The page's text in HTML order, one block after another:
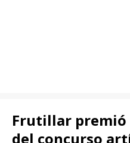
Frutillar premió
del concurso